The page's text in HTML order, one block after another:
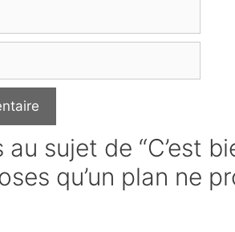
sujet de “C’est
qu’un plan ne